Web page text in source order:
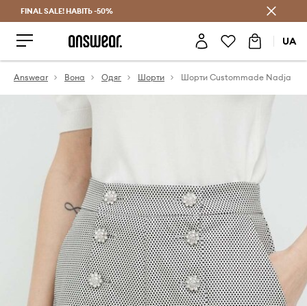
Заощаджуй з Answear Club
FINAL SALE! НАВІТЬ -50%
UA
Answear Вона Одяг Шорти Шорти Custommade Nadja